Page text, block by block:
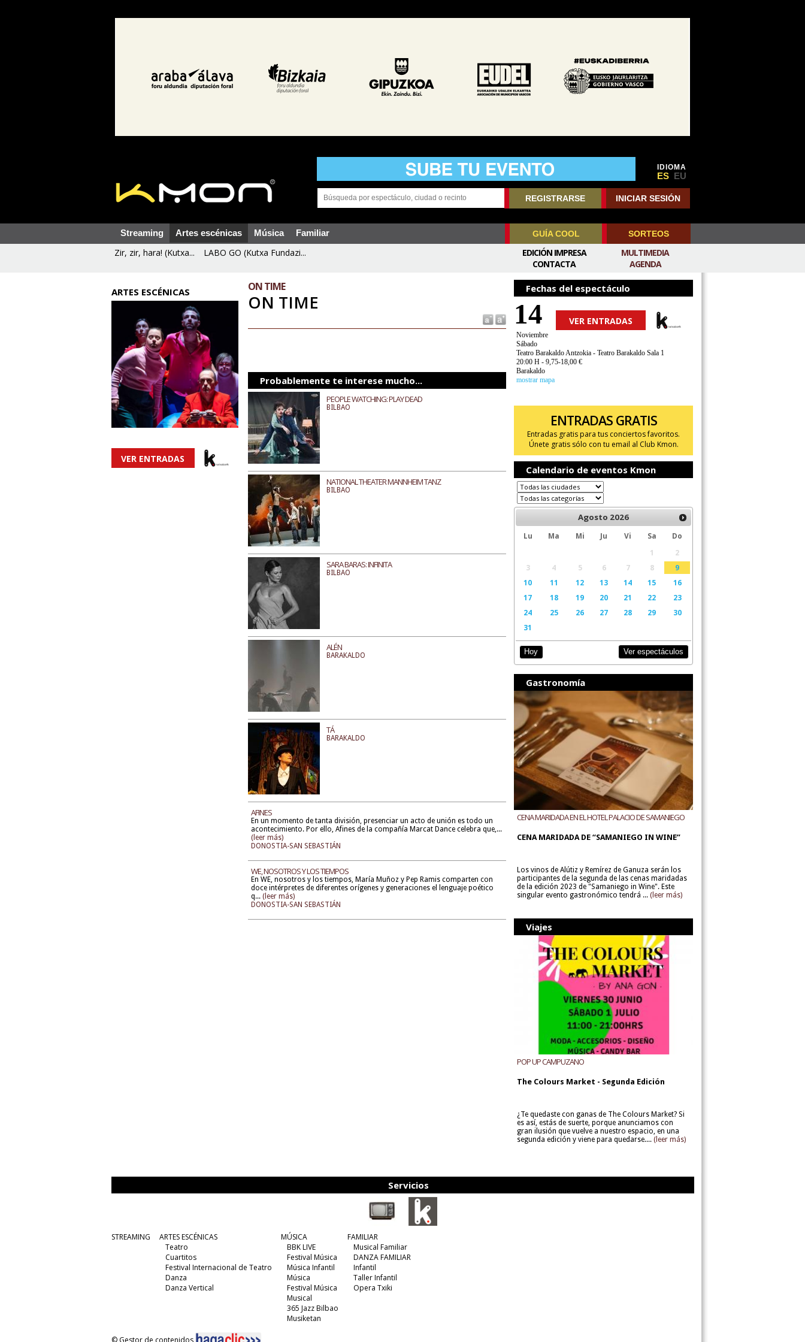
IDIOMA
ES EU
REGISTRARSE INICIAR SESIÓN
Streaming Artes escénicas Música Familiar GUÍA COOL SORTEOS
Zir, zir, hara! (Kutxa... LABO GO (Kutxa Fundazi...
MULTIMEDIA
AGENDA
EDICIÓN IMPRESA
CONTACTA
ARTES ESCÉNICAS
VER ENTRADAS
ON TIME
ON TIME
Probablemente te interese mucho...
PEOPLE WATCHING: PLAY DEAD
BILBAO
NATIONAL THEATER MANNHEIM TANZ
BILBAO
SARA BARAS: INFINITA
BILBAO
ALÉN
BARAKALDO
TÁ
BARAKALDO
AFINES
En un momento de tanta división, presenciar un acto de unión es todo un
acontecimiento. Por ello, Afines de la compañía Marcat Dance celebra que,...
(leer más)
DONOSTIA-SAN SEBASTIÁN
WE, NOSOTROS Y LOS TIEMPOS
En WE, nosotros y los tiempos, María Muñoz y Pep Ramis comparten con
doce intérpretes de diferentes orígenes y generaciones el lenguaje poético
q...(leer más)
DONOSTIA-SAN SEBASTIÁN
Fechas del espectáculo
14 VER ENTRADAS
Noviembre
Sábado
Teatro Barakaldo Antzokia - Teatro Barakaldo Sala 1
20:00 H - 9,75-18,00 €
Barakaldo
mostrar mapa
ENTRADAS GRATIS
Entradas gratis para tus conciertos favoritos.
Únete gratis sólo con tu email al Club Kmon.
Calendario de eventos Kmon
Agosto 2026
Lu Ma Mi Ju Vi Sa
Do
1
2
3
4 5 6 7 8
9
10
11 12 13 14 15
16
17
18 19 20 21 22
23
24
25 26 27 28 29
30
31
Hoy Ver espectáculos
Gastronomía
CENA MARIDADA EN EL HOTEL PALACIO DE SAMANIEGO
CENA MARIDADA DE “SAMANIEGO IN WINE”
Los vinos de Alútiz y Remírez de Ganuza serán los
participantes de la segunda de las cenas maridadas
de la edición 2023 de "Samaniego in Wine". Este
singular evento gastronómico tendrá ... (leer más)
Viajes
POP UP CAMPUZANO
The Colours Market - Segunda Edición
¿Te quedaste con ganas de The Colours Market? Si
es así, estás de suerte, porque anunciamos con
gran ilusión que vuelve a nuestro espacio, en una
segunda edición y viene para quedarse.... (leer más)
Servicios
STREAMING
ARTES ESCÉNICAS
Teatro
Cuartitos
Festival Internacional de Teatro
Danza
Danza Vertical
MÚSICA
BBK LIVE
Festival Música
Música Infantil
Música
Festival Música
Musical
365 Jazz Bilbao
Musiketan
FAMILIAR
Musical Familiar
DANZA FAMILIAR
Infantil
Taller Infantil
Opera Txiki